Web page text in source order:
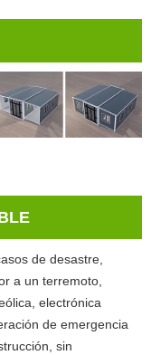
de desastre,
a un terremoto,
electrónica
de emergencia
sin